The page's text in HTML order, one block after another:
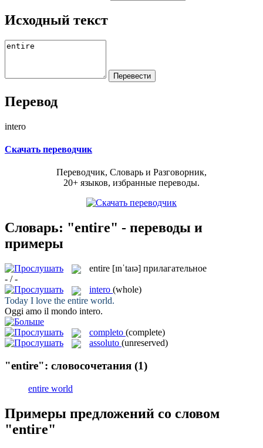
Исходный текст
Перевод
intero
Скачать переводчик
Переводчик, Словарь и Разговорник,
20+ языков, избранные переводы.
Словарь: "entire" - переводы и
примеры
entire [ɪnˈtaɪə] прилагательное
- / -
intero (whole)
Today I love the entire world.
Oggi amo il mondo intero.
completo (complete)
assoluto (unreserved)
"entire": словосочетания (1)
entire world
Примеры предложений со словом
"entire"